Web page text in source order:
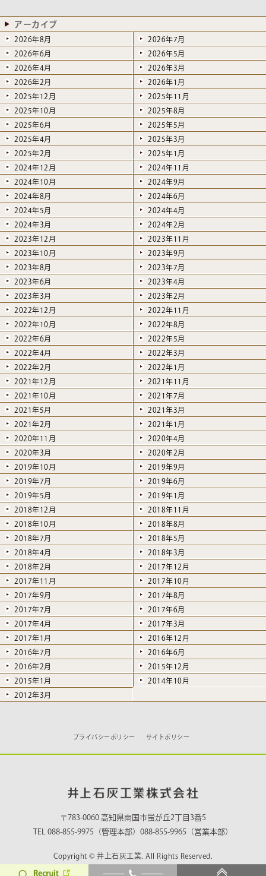
アーカイブ
2026年8月
2026年7月
2026年6月
2026年5月
2026年4月
2026年3月
2026年2月
2026年1月
2025年12月
2025年11月
2025年10月
2025年8月
2025年6月
2025年5月
2025年4月
2025年3月
2025年2月
2025年1月
2024年12月
2024年11月
2024年10月
2024年9月
2024年8月
2024年6月
2024年5月
2024年4月
2024年3月
2024年2月
2023年12月
2023年11月
2023年10月
2023年9月
2023年8月
2023年7月
2023年6月
2023年4月
2023年3月
2023年2月
2022年12月
2022年11月
2022年10月
2022年8月
2022年6月
2022年5月
2022年4月
2022年3月
2022年2月
2022年1月
2021年12月
2021年11月
2021年10月
2021年7月
2021年5月
2021年3月
2021年2月
2021年1月
2020年11月
2020年4月
2020年3月
2020年2月
2019年10月
2019年9月
2019年7月
2019年6月
2019年5月
2019年1月
2018年12月
2018年11月
2018年10月
2018年8月
2018年7月
2018年5月
2018年4月
2018年3月
2018年2月
2017年12月
2017年11月
2017年10月
2017年9月
2017年8月
2017年7月
2017年6月
2017年4月
2017年3月
2017年1月
2016年12月
2016年7月
2016年6月
2016年2月
2015年12月
2015年1月
2014年10月
2012年3月
プライバシーポリシー サイトポリシー
〒783-0060 高知県南国市蛍が丘2丁目3番5
TEL 088-855-9975（管理本部）088-855-9965（営業本部）
Copyright © 井上石灰工業. All Rights Reserved.